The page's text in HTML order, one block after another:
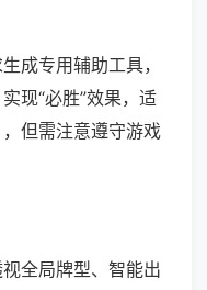
成专用辅助工具，
现“必胜”效果，适
但需注意遵守游戏
全局牌型、智能出